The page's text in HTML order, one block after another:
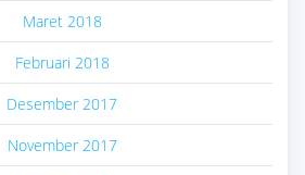
Maret 2018
Februari 2018
Desember 2017
November 2017